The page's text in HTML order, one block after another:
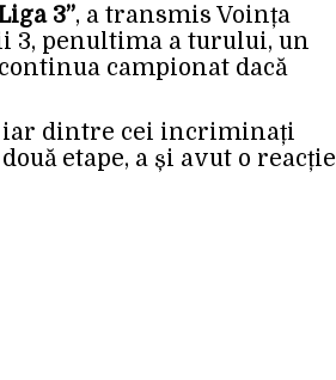
3”, a transmis Voința
3, penultima a turului, un
campionat dacă
iar dintre cei incriminați
etape, a și avut o reacție